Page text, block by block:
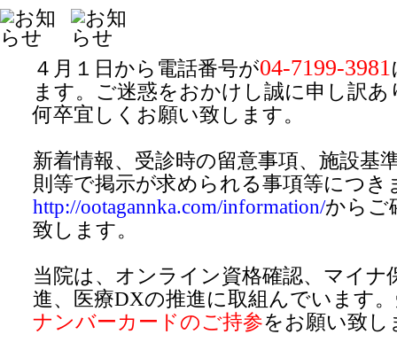
４月１日から電話番号が04-7199-3981
ます。ご迷惑をおかけし誠に申し訳
何卒宜しくお願い致します。
新着情報、受診時の留意事項、施設基
則等で掲示が求められる事項等につき
http://ootagannka.com/information/からご
致します。
当院は、オンライン資格確認、マイナ
進、医療DXの推進に取組んでいます
ナンバーカードのご持参をお願い致し